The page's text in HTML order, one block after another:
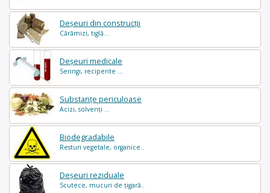
Deșeuri din construcții
Cărămizi, tiglă...
Deșeuri medicale
Seringi, recipente ...
Substanțe periculoase
Acizi, solvenți ...
Biodegradabile
Resturi vegetale, organice..
Deșeuri reziduale
Scutece, mucuri de țigară..